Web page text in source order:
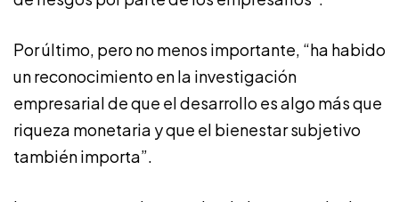
Por último, pero no menos importante, “ha habido
un reconocimiento en la investigación
empresarial de que el desarrollo es algo más que
riqueza monetaria y que el bienestar subjetivo
también importa”.